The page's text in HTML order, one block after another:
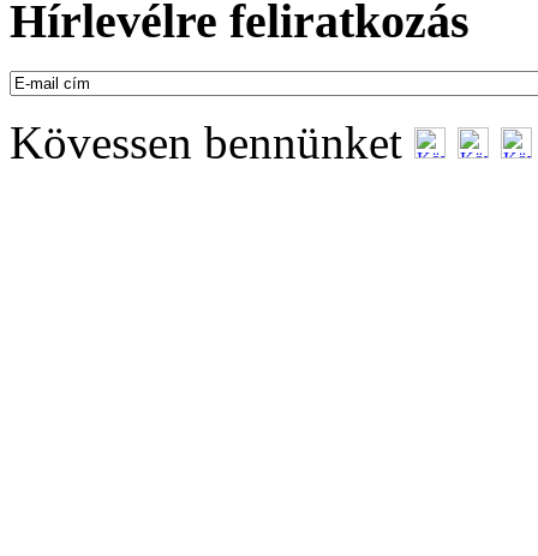
Hírlevélre feliratkozás
Kövessen bennünket